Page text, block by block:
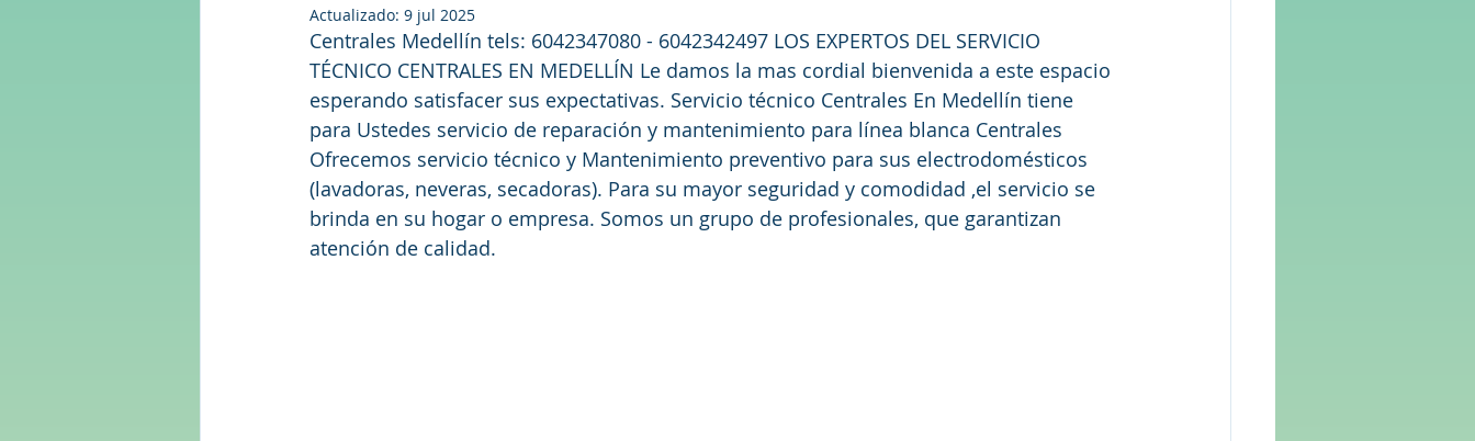
Actualizado: 9 jul 2025
Centrales Medellín tels: 6042347080 - 6042342497 LOS EXPERTOS DEL SERVICIO
TÉCNICO CENTRALES EN MEDELLÍN Le damos la mas cordial bienvenida a este espacio
esperando satisfacer sus expectativas. Servicio técnico Centrales En Medellín tiene
para Ustedes servicio de reparación y mantenimiento para línea blanca Centrales
Ofrecemos servicio técnico y Mantenimiento preventivo para sus electrodomésticos
(lavadoras, neveras, secadoras). Para su mayor seguridad y comodidad ,el servicio se
brinda en su hogar o empresa. Somos un grupo de profesionales, que garantizan
atención de calidad.